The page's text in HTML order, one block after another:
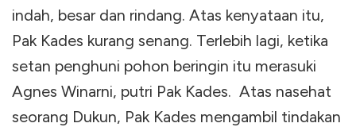
indah, besar dan rindang. Atas kenyataan itu,
Pak Kades kurang senang. Terlebih lagi, ketika
setan penghuni pohon beringin itu merasuki
Agnes Winarni, putri Pak Kades. Atas nasehat
seorang Dukun, Pak Kades mengambil tindakan